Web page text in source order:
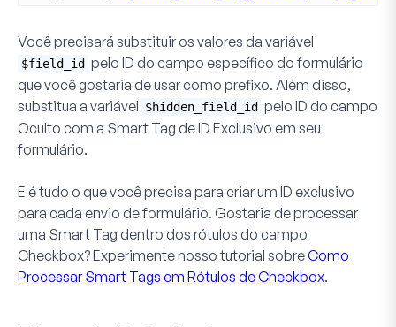
Você precisará substituir os valores da variável
$field_id pelo ID do campo específico do formulário
que você gostaria de usar como prefixo. Além disso,
substitua a variável $hidden_field_id pelo ID do campo
Oculto com a Smart Tag de ID Exclusivo em seu
formulário.
E é tudo o que você precisa para criar um ID exclusivo
para cada envio de formulário. Gostaria de processar
uma Smart Tag dentro dos rótulos do campo
Checkbox? Experimente nosso tutorial sobreComo
Processar Smart Tags em Rótulos de Checkbox.